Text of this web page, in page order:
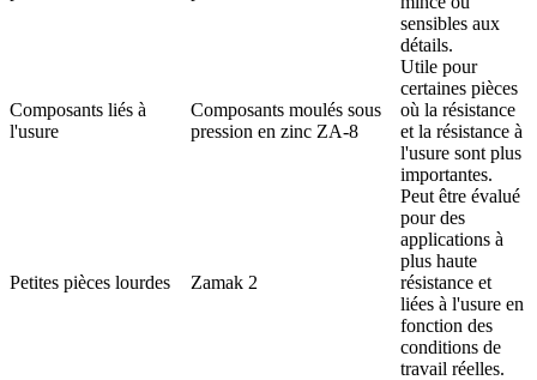
sensibles aux
détails.
Composants liés à
l'usure
Composants moulés sous
pression en zinc ZA-8
Utile pour
certaines pièces
où la résistance
et la résistance à
l'usure sont plus
importantes.
Petites pièces lourdes Zamak 2
Peut être évalué
pour des
applications à
plus haute
résistance et
liées à l'usure en
fonction des
conditions de
travail réelles.